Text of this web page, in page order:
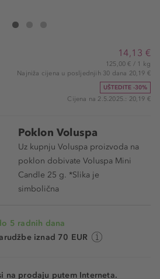
VOLUSPA Sparkling Cuvée Mini Tin Candle
14,13 €
125,00 € / 1 kg
Najniža cijena u posljednjih 30 dana 20,19 €
UŠTEDITE -30%
Cijena na 2.5.2025.: 20,19 €
Poklon Voluspa
Uz kupnju Voluspa proizvoda na
poklon dobivate Voluspa Mini
Candle 25 g. *Slika je
simbolična
5 radnih dana
iznad 70 EUR
na prodaju putem Interneta.